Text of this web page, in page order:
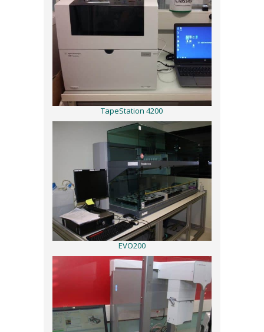
TapeStation 4200
EVO200